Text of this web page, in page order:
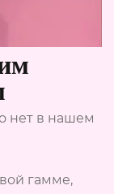
нет в нашем
гамме,